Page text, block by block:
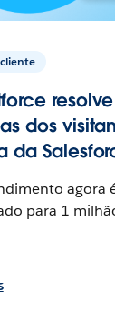
dos
da
agora
para 1